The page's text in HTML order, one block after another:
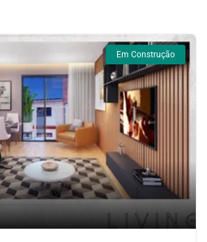
Em Construção